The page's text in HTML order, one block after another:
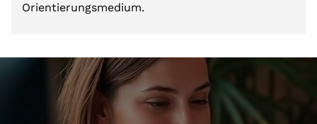
Orientierungsmedium.